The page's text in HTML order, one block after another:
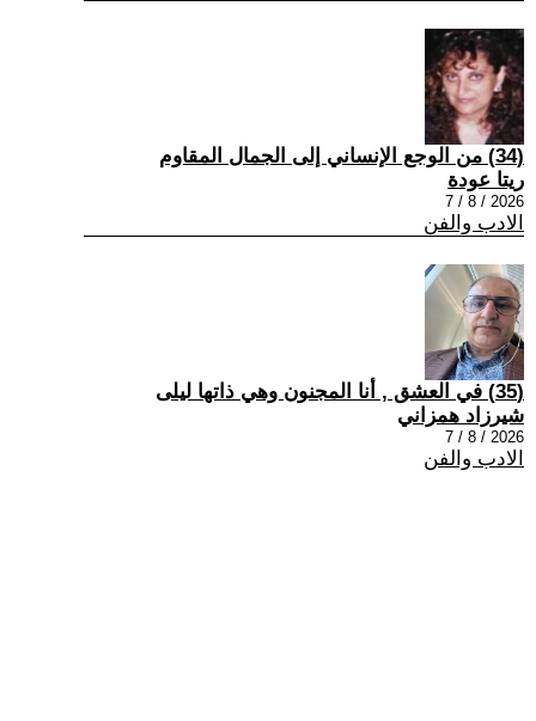
(34) من الوجع الإنساني إلى الجمال المقاوم
ريتا عودة
2026 / 8 / 7
الادب والفن
(35) في العشق , أنا المجنون وهي ذاتها ليلى
شيرزاد همزاني
2026 / 8 / 7
الادب والفن